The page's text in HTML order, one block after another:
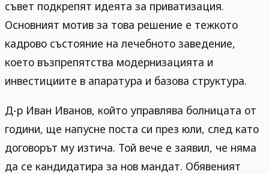
съвет подкрепят идеята за приватизация.
Основният мотив за това решение е тежкото
кадрово състояние на лечебното заведение,
което възпрепятства модернизацията и
инвестициите в апаратура и базова структура.
Д-р Иван Иванов, който управлява болницата от
години, ще напусне поста си през юли, след като
договорът му изтича. Той вече е заявил, че няма
да се кандидатира за нов мандат. Обявеният